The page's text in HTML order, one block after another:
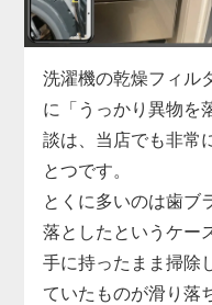
「家電の達人」では
機を分解しての内部
を正確に特定。
部品の交換から再
に対応します。
縦型・ドラム式問わ
ており、最短即日で
小さな水漏れでも早
気になる症状があれ
さい。
洗濯機の乾燥フィル
に「うっかり異物を
談は、当店でも非常
とつです。
とくに多いのは歯ブ
落としたというケー
手に持ったまま掃除
ていたものが滑り落